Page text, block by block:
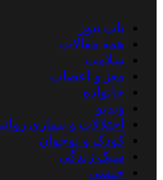
تاپ نیوز
همه مقالات
سلامت
مغز و اعصاب
خانواده
ویدیو
اختلالات و بیماری
کودک و نوجوان
سبک زندگی
جنسی